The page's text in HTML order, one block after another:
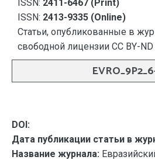
ISSN: 2411-6467 (Print)
ISSN: 2413-9335 (Online)
Статьи, опубликованные в
свободной лицензии CC BY-ND
DOI:
Дата публикации статьи в
Название журнала: